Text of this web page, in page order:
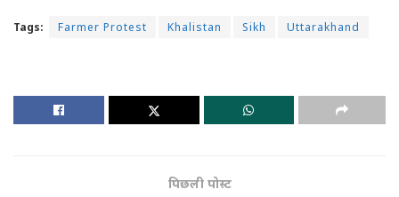
Tags: Farmer Protest Khalistan Sikh Uttarakhand
पिछली पोस्ट